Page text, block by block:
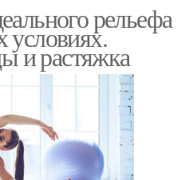
рельефа
условиях.
растяжка